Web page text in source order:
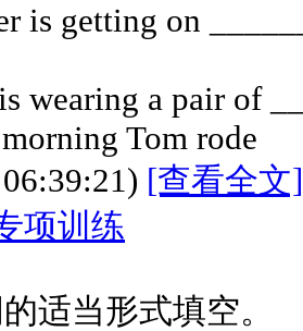
is getting on
wearing a pair of
Tom rode
[查看全文]
项训练
适当形式填空。